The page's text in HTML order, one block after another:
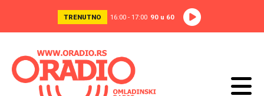
TRENUTNO 16:00 - 17:00 90 u 60